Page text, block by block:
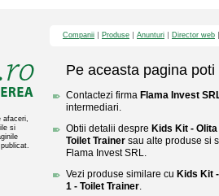
afaceri,
si
Companii Produse Anunturi Director web
Pe aceasta pagina poti
Contactezi firma Flama Invest
intermediari.
Obtii detalii despre Kids Kit -
Toilet Trainer sau alte produse si
Flama Invest SRL.
Vezi produse similare cu Kids Kit
1 - Toilet Trainer.